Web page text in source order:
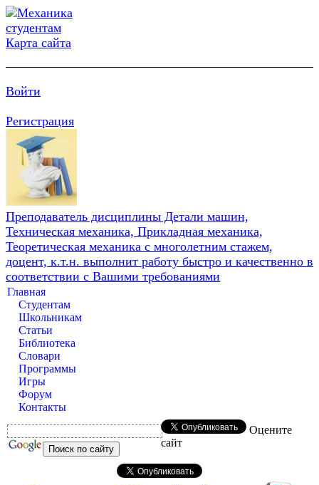
Карта сайта
Войти
Регистрация
Преподаватель дисциплины Детали машин,
Техническая механика, Прикладная механика,
Теоретическая механика с многолетним стажем,
доцент, к.т.н. выполнит работу быстро и качественно в
соответствии с Вашими требованиями
Главная
Студентам
Школьникам
Статьи
Библиотека
Словари
Программы
Игры
Форум
Контакты
Оцените
сайт